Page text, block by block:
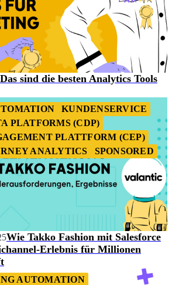
Das sind die besten Analytics Tools
KUNDENSERVICE
PLATFORMS (CDP)
PLATTFORM (CEP)
ANALYTICS
SPONSORED
Wie Takko Fashion mit Salesforce
Erlebnis für Millionen
AUTOMATION